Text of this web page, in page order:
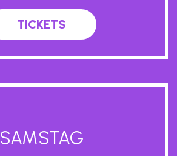
TICKETS
SAMSTAG